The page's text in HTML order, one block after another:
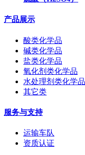
产品展示
酸类化学品
碱类化学品
盐类化学品
氧化剂类化学品
水处理剂类化学品
其它类
服务与支持
运输车队
资质认证